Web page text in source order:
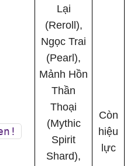
Lại
(Reroll),
Ngọc Trai
(Pearl),
Mảnh Hồn
Thần
Thoại
(Mythic
Spirit
Shard),
Còn
hiệu
lực